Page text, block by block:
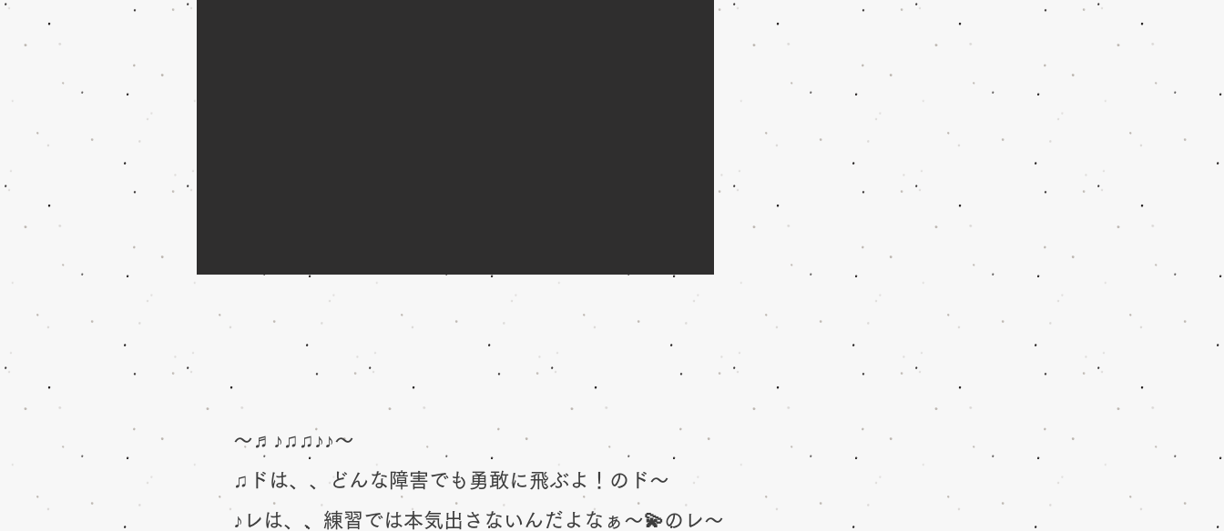
〜♬♪♫♫♪♪〜
♫ドは、、どんな障害でも勇敢に飛ぶよ！のド〜
♪レは、、練習では本気出さないんだよなぁ〜💫のレ〜